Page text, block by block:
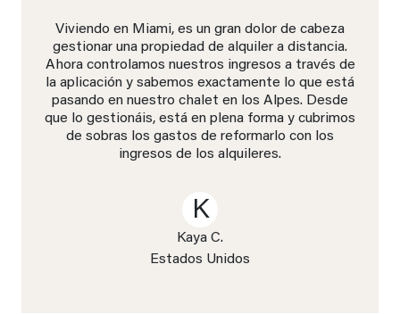
Viviendo en Miami, es un gran dolor de cabeza
gestionar una propiedad de alquiler a distancia.
Ahora controlamos nuestros ingresos a través de
la aplicación y sabemos exactamente lo que está
pasando en nuestro chalet en los Alpes. Desde
que lo gestionáis, está en plena forma y cubrimos
de sobras los gastos de reformarlo con los
ingresos de los alquileres.
K
Kaya C.
Estados Unidos